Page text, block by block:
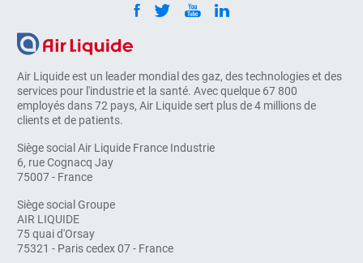
Air Liquide est un leader mondial des gaz, des technologies et des
services pour l'industrie et la santé. Avec quelque 67 800
employés dans 72 pays, Air Liquide sert plus de 4 millions de
clients et de patients.
Siège social Air Liquide France Industrie
6, rue Cognacq Jay
75007 - France
Siège social Groupe
AIR LIQUIDE
75 quai d'Orsay
75321 - Paris cedex 07 - France